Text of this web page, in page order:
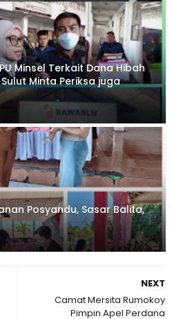
Minsel Terkait Dana Hibah
Minta Periksa juga
Posyandu, Sasar Balita,
NEXT
Camat Mersita Rumokoy
Pimpin Apel Perdana